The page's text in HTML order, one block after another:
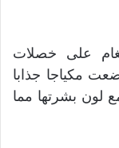
على خصلات
مكياجا جذابا
مع لون بشرتها مما